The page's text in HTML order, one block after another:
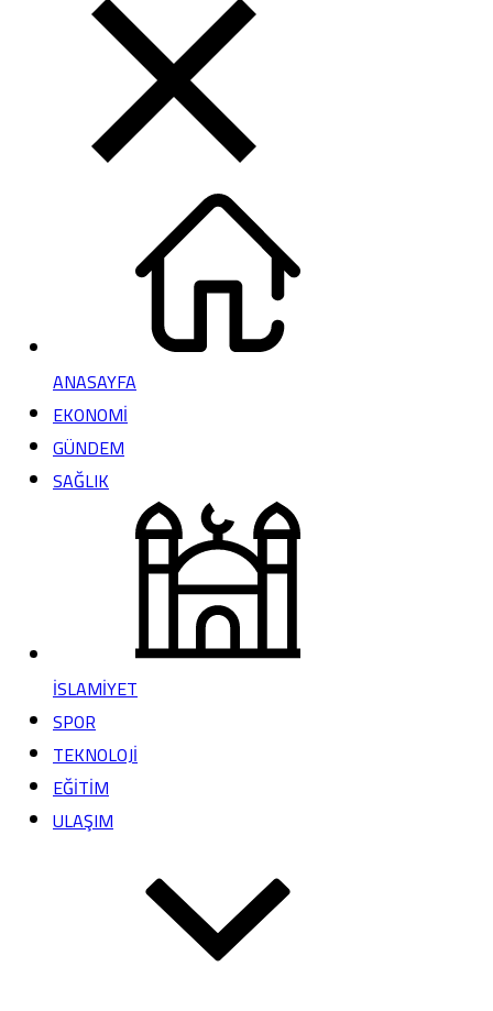
ANASAYFA
EKONOMİ
GÜNDEM
SAĞLIK
İSLAMİYET
SPOR
TEKNOLOJİ
EĞİTİM
ULAŞIM